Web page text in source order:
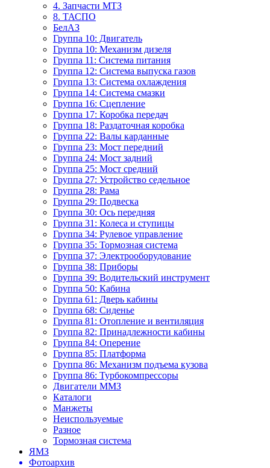
4. Запчасти МТЗ
8. ТАСПО
БелАЗ
Группа 10: Двигатель
Группа 10: Механизм дизеля
Группа 11: Система питания
Группа 12: Система выпуска газов
Группа 13: Система охлаждения
Группа 14: Система смазки
Группа 16: Сцепление
Группа 17: Коробка передач
Группа 18: Раздаточная коробка
Группа 22: Валы карданные
Группа 23: Мост передний
Группа 24: Мост задний
Группа 25: Мост средний
Группа 27: Устройство седельное
Группа 28: Рама
Группа 29: Подвеска
Группа 30: Ось передняя
Группа 31: Колеса и ступицы
Группа 34: Рулевое управление
Группа 35: Тормозная система
Группа 37: Электрооборудование
Группа 38: Приборы
Группа 39: Водительский инструмент
Группа 50: Кабина
Группа 61: Дверь кабины
Группа 68: Сиденье
Группа 81: Отопление и вентиляция
Группа 82: Принадлежности кабины
Группа 84: Оперение
Группа 85: Платформа
Группа 86: Механизм подъема кузова
Группа 86: Турбокомпрессоры
Двигатели ММЗ
Каталоги
Манжеты
Неиспользуемые
Разное
Тормозная система
ЯМЗ
Фотоархив